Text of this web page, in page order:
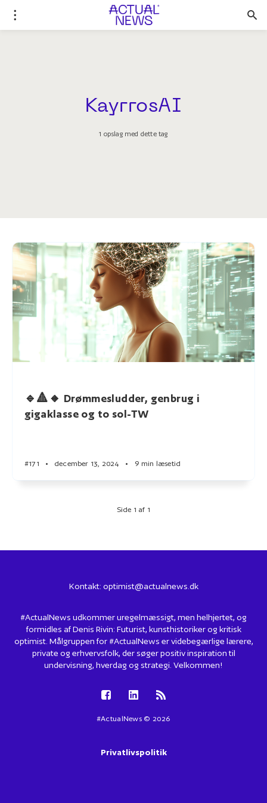
KayrrosAI
1 opslag med dette tag
🔹🔺🔸 Drømmesludder, genbrug i
gigaklasse og to sol-TW
#171 • december 13, 2024 • 9 min læsetid
Side 1 af 1
Kontakt: optimist@actualnews.dk
#ActualNews udkommer uregelmæssigt, men helhjertet, og
formidles af Denis Rivin: Futurist, kunsthistoriker og kritisk
optimist. Målgruppen for #ActualNews er videbegærlige lærere,
private og erhvervsfolk, der søger positiv inspiration til
undervisning, hverdag og strategi. Velkommen!
#ActualNews © 2026
Privatlivspolitik